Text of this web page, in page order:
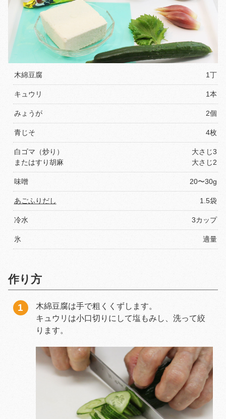
木綿豆腐 1丁
キュウリ 1本
みょうが 2個
青じそ 4枚
白ゴマ（炒り）
またはすり胡麻
大さじ3
大さじ2
味噌 20〜30g
あごふりだし 1.5袋
冷水 3カップ
氷 適量
作り方
木綿豆腐は手で粗くくずします。
キュウリは小口切りにして塩もみし、洗って絞
ります。